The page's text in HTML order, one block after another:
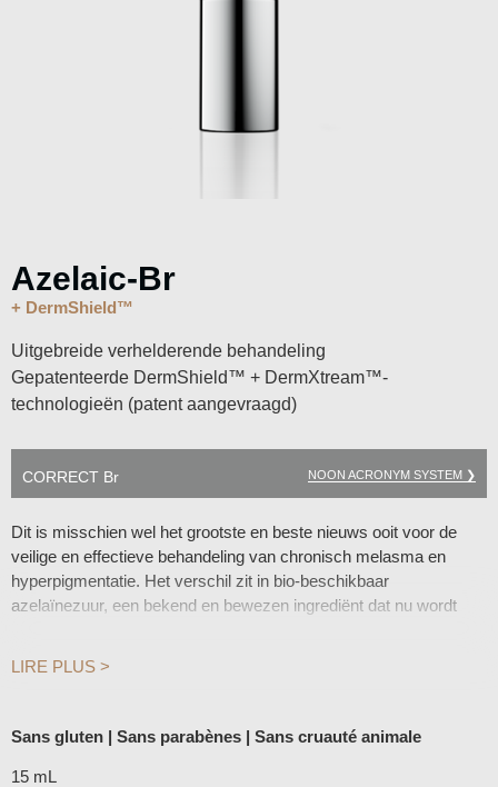
Azelaic-Br
+ DermShield™
Uitgebreide verhelderende behandeling
Gepatenteerde DermShield™ + DermXtream™-
technologieën (patent aangevraagd)
CORRECT Br NOON ACRONYM SYSTEM ❯
Dit is misschien wel het grootste en beste nieuws ooit voor de
veilige en effectieve behandeling van chronisch melasma en
hyperpigmentatie. Het verschil zit in bio-beschikbaar
azelaïnezuur, een bekend en bewezen ingrediënt dat nu wordt
gepatenteerde DermShield™-technologie van NOON zorgt
geen loze belofte of hype, maar klinisch bewezen.
Azelaic-Br 13 bevat 13% azelaïnezuur, Azelaic-Br 20 bevat 20%
azelaïnezuur.
LIRE PLUS >
Sans gluten | Sans parabènes | Sans cruauté animale
15 mL